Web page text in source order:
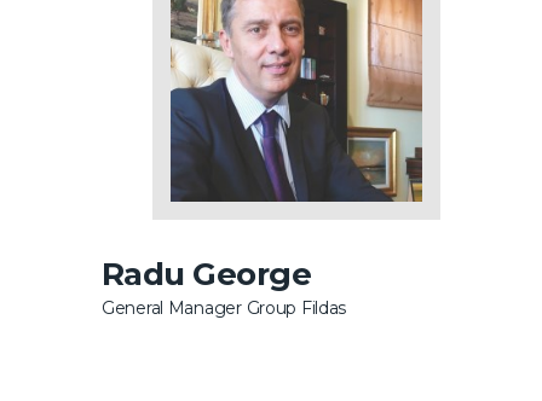
Radu George
General Manager Group Fildas